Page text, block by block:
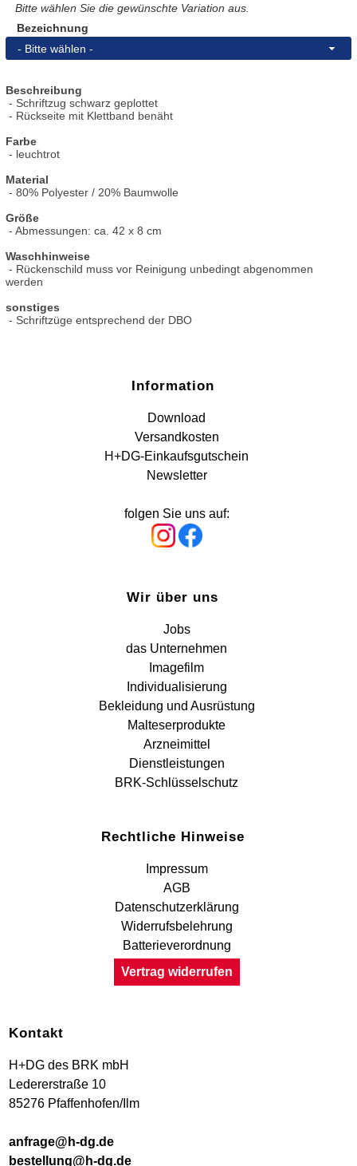
Bitte wählen Sie die gewünschte Variation aus.
Bezeichnung
- Bitte wählen -
Beschreibung
- Schriftzug schwarz geplottet
- Rückseite mit Klettband benäht
Farbe
- leuchtrot
Material
- 80% Polyester / 20% Baumwolle
Größe
- Abmessungen: ca. 42 x 8 cm
Waschhinweise
- Rückenschild muss vor Reinigung unbedingt abgenommen
werden
sonstiges
- Schriftzüge entsprechend der DBO
Information
Download
Versandkosten
H+DG-Einkaufsgutschein
Newsletter
folgen Sie uns auf:
Wir über uns
Jobs
das Unternehmen
Imagefilm
Individualisierung
Bekleidung und Ausrüstung
Malteserprodukte
Arzneimittel
Dienstleistungen
BRK-Schlüsselschutz
Rechtliche Hinweise
Impressum
AGB
Datenschutzerklärung
Widerrufsbelehrung
Batterieverordnung
Vertrag widerrufen
Kontakt
H+DG des BRK mbH
Ledererstraße 10
85276 Pfaffenhofen/Ilm
anfrage@h-dg.de
bestellung@h-dg.de